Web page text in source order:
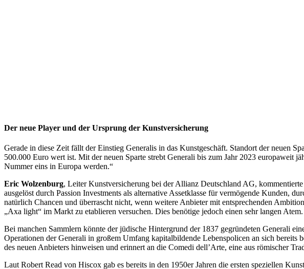
Der neue Player und der Ursprung der Kunstversicherung
Gerade in diese Zeit fällt der Einstieg Generalis in das Kunstgeschäft. Standort der neuen
500.000 Euro wert ist. Mit der neuen Sparte strebt Generali bis zum Jahr 2023 europaweit
Nummer eins in Europa werden.“
Eric Wolzenburg, Leiter Kunstversicherung bei der Allianz Deutschland AG,
ausgelöst durch Passion Investments als alternative Assetklasse für vermögende Kunden,
natürlich Chancen und überrascht nicht, wenn weitere Anbieter mit entsprechenden
„Axa light“ im Markt zu etablieren versuchen. Dies benötige jedoch einen sehr langen Atem.
Bei manchen Sammlern könnte der jüdische Hintergrund der 1837 gegründeten Generali
Operationen der Generali in großem Umfang kapitalbildende Lebenspolicen an sich
des neuen Anbieters hinweisen und erinnert an die Comedi dell’Arte, eine aus römischer
Laut Robert Read von Hiscox gab es bereits in den 1950er Jahren die ersten speziellen